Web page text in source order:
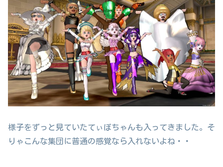
様子をずっと見ていたてぃぽちゃんも入ってきました。そ
りゃこんな集団に普通の感覚なら入れないよね・・